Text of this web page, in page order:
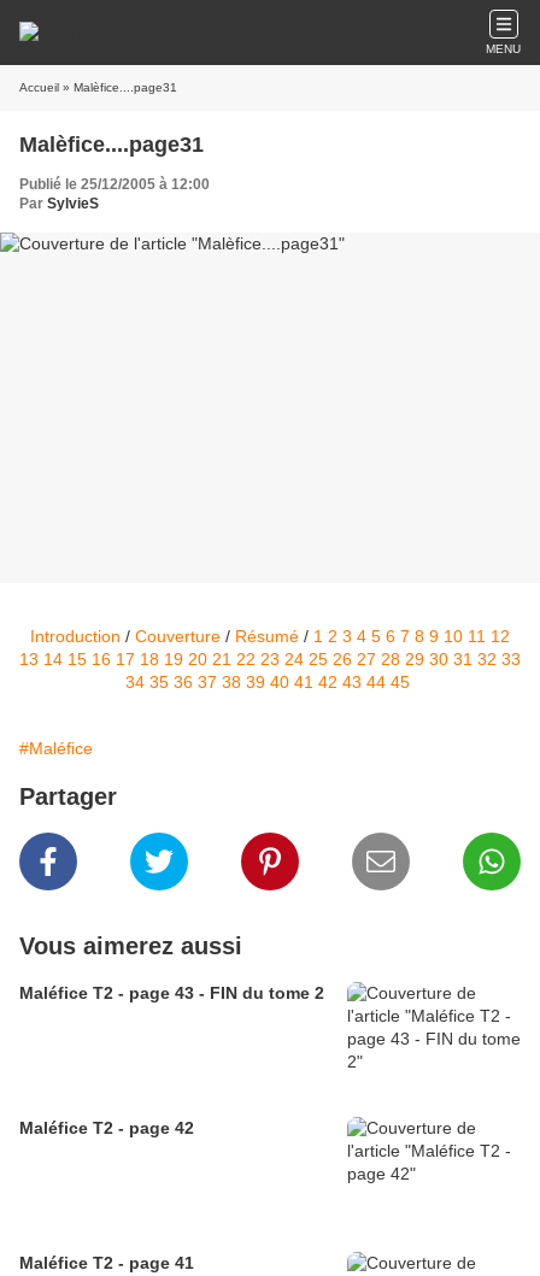
MENU
Accueil » Malèfice....page31
Malèfice....page31
Publié le 25/12/2005 à 12:00
Par SylvieS
Introduction / Couverture / Résumé / 1 2 3 4 5 6 7 8 9 10 11 12
13 14 15 16 17 18 19 20 21 22 23 24 25 26 27 28 29 30 31 32 33
34 35 36 37 38 39 40 41 42 43 44 45
#Maléfice
Partager
Vous aimerez aussi
Maléfice T2 - page 43 - FIN du tome 2
Maléfice T2 - page 42
Maléfice T2 - page 41